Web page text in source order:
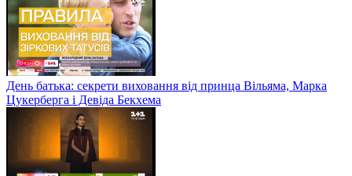
День батька: секрети виховання від принца Вільяма, Марка
Цукерберга і Девіда Бекхема